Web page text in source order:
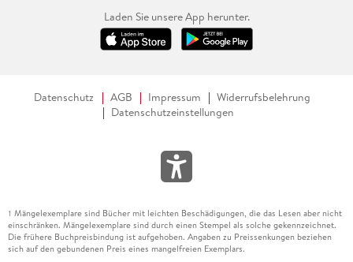
Laden Sie unsere App herunter.
Datenschutz AGB Impressum
Widerrufsbelehrung
Datenschutzeinstellungen
1 Mängelexemplare sind Bücher mit leichten Beschädigungen, die das Lesen aber nicht
einschränken. Mängelexemplare sind durch einen Stempel als solche gekennzeichnet.
Die frühere Buchpreisbindung ist aufgehoben. Angaben zu Preissenkungen beziehen
sich auf den gebundenen Preis eines mangelfreien Exemplars.